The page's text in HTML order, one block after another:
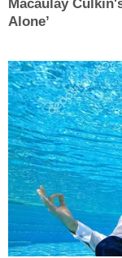
Macaulay
Alone’